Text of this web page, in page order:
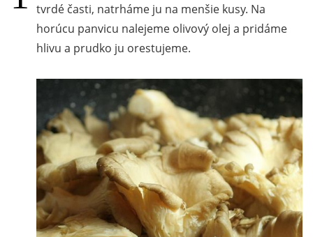
tvrdé časti, natrháme ju na menšie kusy. Na
horúcu panvicu nalejeme olivový olej a pridáme
hlivu a prudko ju orestujeme.